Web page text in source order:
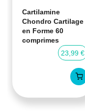
Cartilamine
Chondro Cartilage
en Forme 60
comprimes
23,99 €